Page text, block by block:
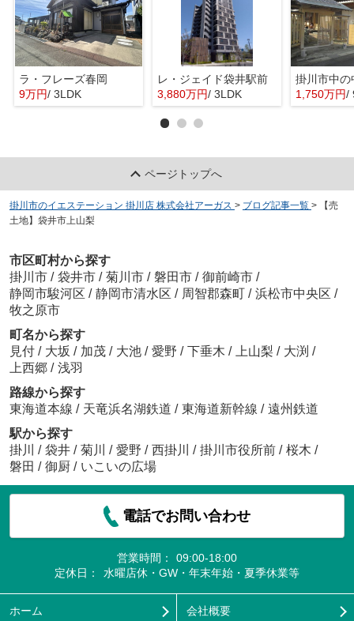
ラ・フレーズ春岡
9万円/ 3LDK
レ・ジェイド袋井駅前
3,880万円/ 3LDK
掛川市中の
1,750万円/
ページトップへ
掛川市のイエステーション 掛川店 株式会社アーガス > ブログ記事一覧 >
【売
土地】袋井市上山梨
市区町村から探す
掛川市 / 袋井市 / 菊川市 / 磐田市 / 御前崎市 /
静岡市駿河区 / 静岡市清水区 / 周智郡森町 / 浜松市中央区 /
牧之原市
町名から探す
見付 / 大坂 / 加茂 / 大池 / 愛野 / 下垂木 / 上山梨 / 大渕 /
上西郷 / 浅羽
路線から探す
東海道本線 / 天竜浜名湖鉄道 / 東海道新幹線 / 遠州鉄道
駅から探す
掛川
/ 袋井 / 菊川 / 愛野 / 西掛川 / 掛川市役所前 / 桜木 /
磐田 / 御厨 / いこいの広場
電話でお問い合わせ
営業時間：
09:00-18:00
定休日：
水曜店休・GW・年末年始・夏季休業等
ホーム 会社概要